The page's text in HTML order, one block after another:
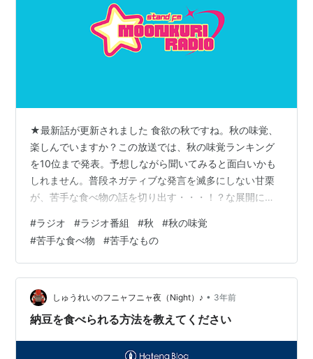
★最新話が更新されました 食欲の秋ですね。秋の味覚、
楽しんでいますか？この放送では、秋の味覚ランキング
を10位まで発表。予想しながら聞いてみると面白いかも
しれません。普段ネガティブな発言を滅多にしない甘栗
が、苦手な食べ物の話を切り出す・・・！？な展開にも
さんからのお便りを募集しています。番組の感想・相
談・質問・最近感じたことなど、なんでもOK！下記URL
からドシドシ送ってください。また、ブログの読者登録
者も大募集！今すぐ「読者になる」ボタンを押そう！ ■
番組へのお便りはコチラ
https://form.run/@moonkuriradio …
#ラジオ #ラジオ番組 #秋 #秋の味覚
#苦手な食べ物 #苦手なもの
しゅうれいのフニャフニャ夜（Night）♪ • 3年前
納豆を食べられる方法を教えてください